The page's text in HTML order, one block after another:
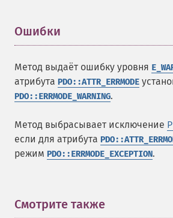
Ошибки
Метод выдаёт ошибку уровня
атрибута PDO::ATTR_ERRMODE
PDO::ERRMODE_WARNING.
Метод выбрасывает исключение
если для атрибута
режим PDO::ERRMODE_EXCEPTION.
Смотрите также